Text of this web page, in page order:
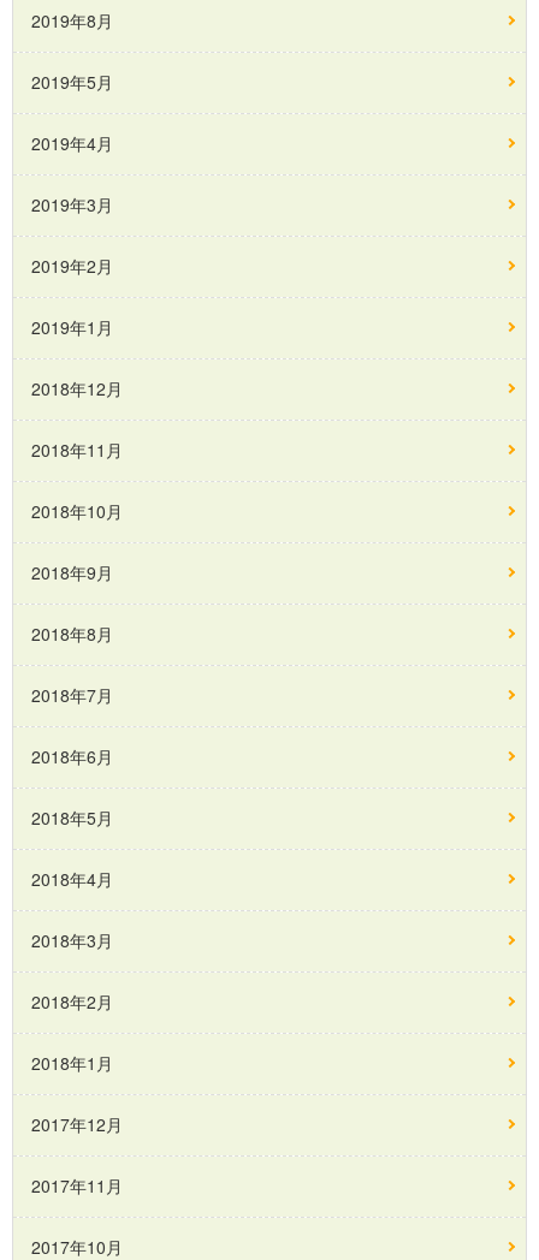
2019年8月
2019年5月
2019年4月
2019年3月
2019年2月
2019年1月
2018年12月
2018年11月
2018年10月
2018年9月
2018年8月
2018年7月
2018年6月
2018年5月
2018年4月
2018年3月
2018年2月
2018年1月
2017年12月
2017年11月
2017年10月